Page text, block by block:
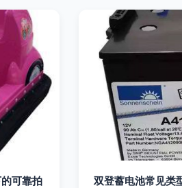
可靠拍
双登蓄电池常见类